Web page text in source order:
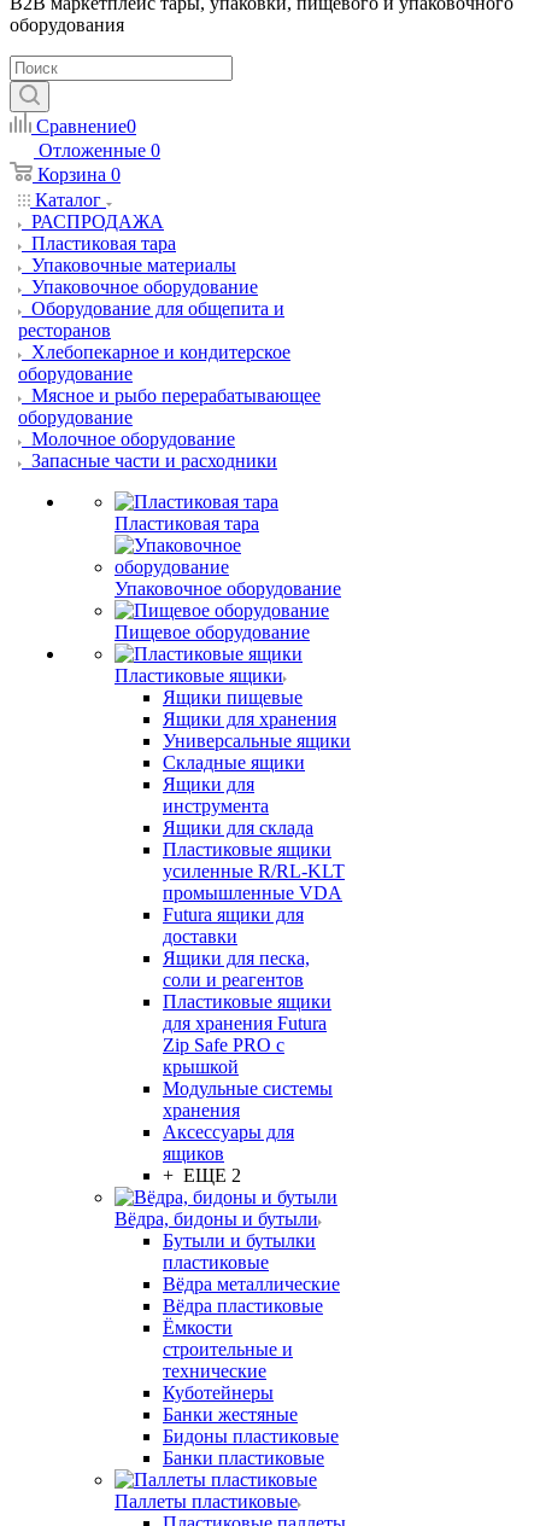
оборудования
Сравнение0
Отложенные 0
Корзина 0
Каталог
РАСПРОДАЖА
Пластиковая тара
Упаковочные материалы
Упаковочное оборудование
Оборудование для общепита и
ресторанов
Хлебопекарное и кондитерское
оборудование
Мясное и рыбо перерабатывающее
оборудование
Молочное оборудование
Запасные части и расходники
Пластиковая тара
Упаковочное оборудование
Пищевое оборудование
Пластиковые ящики
Ящики пищевые
Ящики для хранения
Универсальные ящики
Складные ящики
Ящики для
инструмента
Ящики для склада
Пластиковые ящики
усиленные R/RL-KLT
промышленные VDA
Futura ящики для
доставки
Ящики для песка,
соли и реагентов
Пластиковые ящики
для хранения Futura
Zip Safe PRO с
крышкой
Модульные системы
хранения
Аксессуары для
ящиков
+ ЕЩЕ 2
Вёдра, бидоны и бутыли
Бутыли и бутылки
пластиковые
Вёдра металлические
Вёдра пластиковые
Ёмкости
строительные и
технические
Куботейнеры
Банки жестяные
Бидоны пластиковые
Банки пластиковые
Паллеты пластиковые